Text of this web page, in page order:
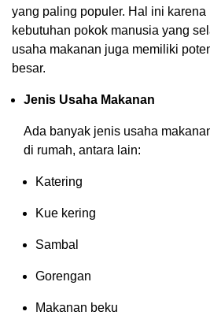
yang paling populer. Hal ini karena
kebutuhan pokok manusia yang
usaha makanan juga memiliki
besar.
Jenis Usaha Makanan
Ada banyak jenis usaha
di rumah, antara lain:
Katering
Kue kering
Sambal
Gorengan
Makanan beku